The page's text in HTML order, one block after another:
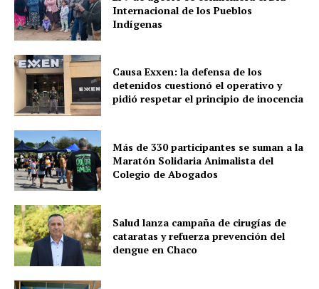
Internacional de los Pueblos
Indígenas
Causa Exxen: la defensa de los
detenidos cuestionó el operativo y
pidió respetar el principio de inocencia
Más de 330 participantes se suman a la
Maratón Solidaria Animalista del
Colegio de Abogados
Salud lanza campaña de cirugías de
cataratas y refuerza prevención del
dengue en Chaco